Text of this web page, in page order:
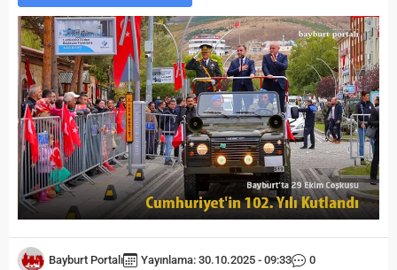
Bayburt Portalı Yayınlama: 30.10.2025 - 09:33 0